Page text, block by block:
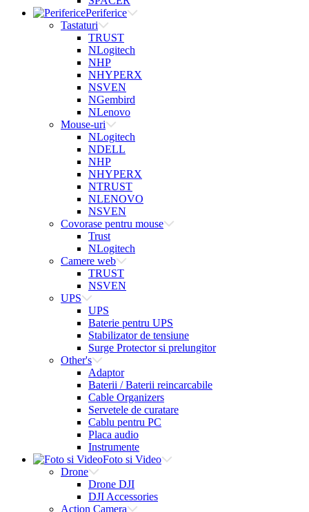
Periferice
Tastaturi
TRUST
NLogitech
NHP
NHYPERX
NSVEN
NGembird
NLenovo
Mouse-uri
NLogitech
NDELL
NHP
NHYPERX
NTRUST
NLENOVO
NSVEN
Covorase pentru mouse
Trust
NLogitech
Camere web
TRUST
NSVEN
UPS
UPS
Baterie pentru UPS
Stabilizator de tensiune
Surge Protector si prelungitor
Other's
Adaptor
Baterii / Baterii reincarcabile
Cable Organizers
Servetele de curatare
Cablu pentru PC
Placa audio
Instrumente
Foto si Video
Drone
Drone DJI
DJI Accessories
Action Camera